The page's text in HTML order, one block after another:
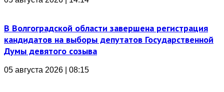
В Волгоградской области завершена регистрация
кандидатов на выборы депутатов Государственной
Думы девятого созыва
05 августа 2026 | 08:15